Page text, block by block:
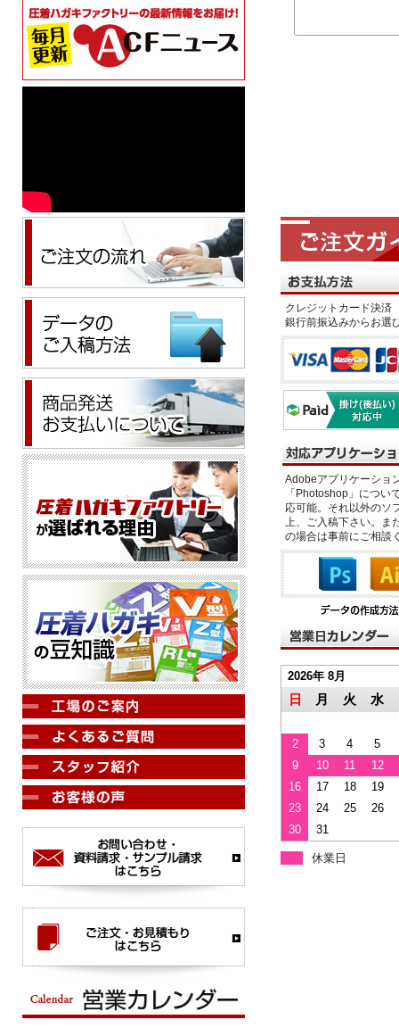
クレジットカード決
銀行前振込みからお選
Adobeアプリケーショ
「Photoshop」につい
応可能。それ以外のソ
上、ご入稿下さい。ま
の場合は事前にご相談
2026年 8月
日 月 火 水
2 3 4
5
9
10 11
12
16
17 18
19
23
24 25
26
30
31
休業日